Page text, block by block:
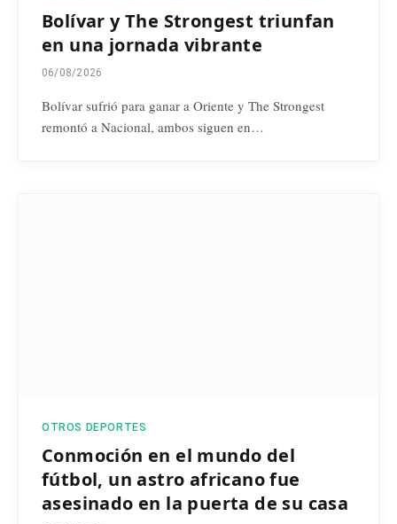
Bolívar y The Strongest triunfan
en una jornada vibrante
06/08/2026
Bolívar sufrió para ganar a Oriente y The Strongest
remontó a Nacional, ambos siguen en…
OTROS DEPORTES
Conmoción en el mundo del
fútbol, un astro africano fue
asesinado en la puerta de su casa